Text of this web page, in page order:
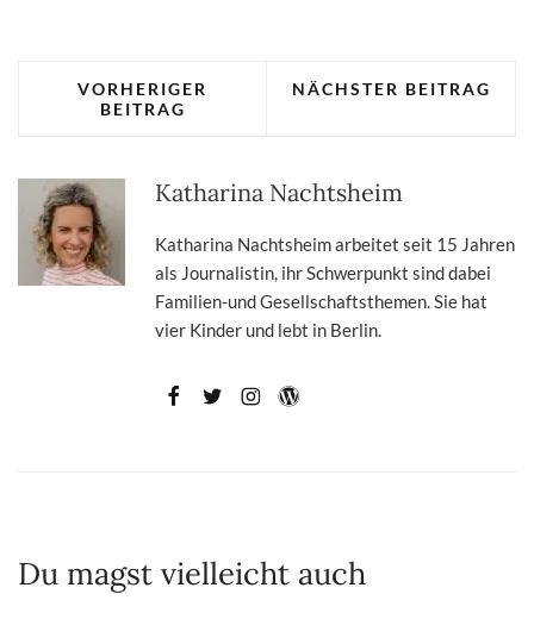
VORHERIGER
BEITRAG
NÄCHSTER BEITRAG
Katharina Nachtsheim
Katharina Nachtsheim arbeitet seit 15 Jahren
als Journalistin, ihr Schwerpunkt sind dabei
Familien-und Gesellschaftsthemen. Sie hat
vier Kinder und lebt in Berlin.
Du magst vielleicht auch